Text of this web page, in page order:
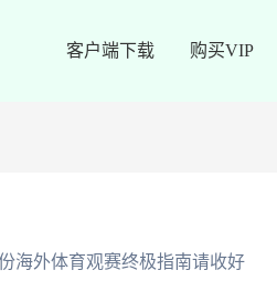
客户端下载 购买VIP
海外体育观赛终极指南请收好